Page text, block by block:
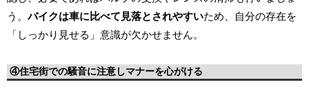
う。バイクは車に比べて見落とされやすいため、自分の存在を
「しっかり見せる」意識が欠かせません。
④住宅街での騒音に注意しマナーを心がける